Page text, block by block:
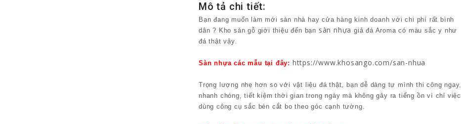
Mô tả chi tiết:
Bạn đang muốn làm mới sàn nhà hay cửa hàng kinh doanh với chi phí rất bình
dân ? Kho sàn gỗ giới thiệu đến bạn sàn nhựa giả đá Aroma có màu sắc y như
đá thật vậy.
Sàn nhựa các mẫu tại đây: https://www.khosango.com/san-nhua
Trọng lượng nhẹ hơn so với vật liệu đá thật, bạn dễ dàng tự mình thi công ngay,
nhanh chóng, tiết kiệm thời gian trong ngày mà không gây ra tiếng ồn vì chỉ việc
dùng công cụ sắc bén cắt bo theo góc cạnh tường.